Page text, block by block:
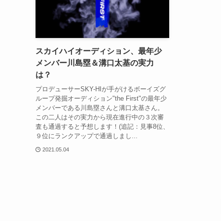
スカイハイオーディション、最年少
メンバー川島塁＆溝口太基の実力
は？
プロデューサーSKY-HIが手がけるボーイズグ
ループ発掘オーディション"the First"の最年少
メンバーである川島塁さんと溝口太基さん。
この二人はその実力から現在進行中の３次審
査も通過すると予想します！(追記：見事8位、
９位にランクアップで通過しまし...
2021.05.04